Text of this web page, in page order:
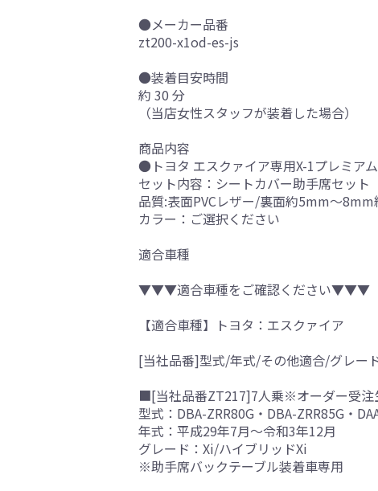
●メーカー品番
zt200-x1od-es-js
●装着目安時間
約 30 分
（当店女性スタッフが装着した場合）
商品内容
●トヨタ エスクァイア専用X-1プレミア
セット内容：シートカバー助手席セッ
品質:表面PVCレザー/裏面約5mm～
カラー：ご選択ください
適合車種
▼▼▼適合車種をご確認ください▼▼▼
【適合車種】トヨタ：エスクァイア
[当社品番]型式/年式/その他適合/グレー
■[当社品番ZT217]7人乗※オーダー受注
型式：DBA-ZRR80G・DBA-ZRR85G・
年式：平成29年7月～令和3年12月
グレード：Xi/ハイブリッドXi
※助手席バックテーブル装着車専用